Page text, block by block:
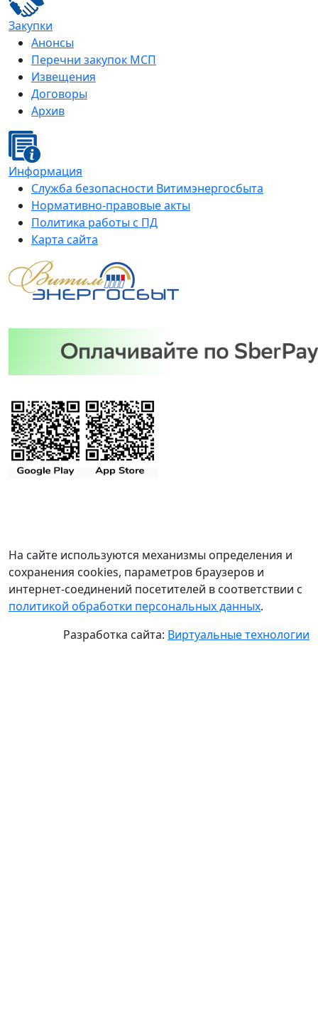
Закупки
Анонсы
Перечни закупок МСП
Извещения
Договоры
Архив
Информация
Служба безопасности Витимэнергосбыта
Нормативно-правовые акты
Политика работы с ПД
Карта сайта
На сайте используются механизмы определения и
сохранения cookies, параметров браузеров и
интернет-соединений посетителей в соответствии с
политикой обработки персональных данных.
Разработка сайта: Виртуальные технологии